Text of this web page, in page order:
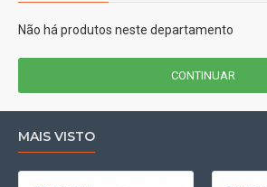
Não há produtos neste departamento
CONTINUAR
MAIS VISTO